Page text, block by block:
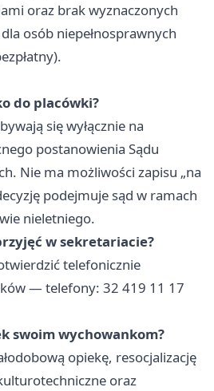
oraz brak wyznaczonych
osób niepełnosprawnych
do placówki?
się wyłącznie na
postanowienia Sądu
Nie ma możliwości zapisu „na
podejmuje sąd w ramach
nieletniego.
w sekretariacie?
telefonicznie
— telefony: 32 419 11 17
swoim wychowankom?
opiekę, resocjalizację
oraz